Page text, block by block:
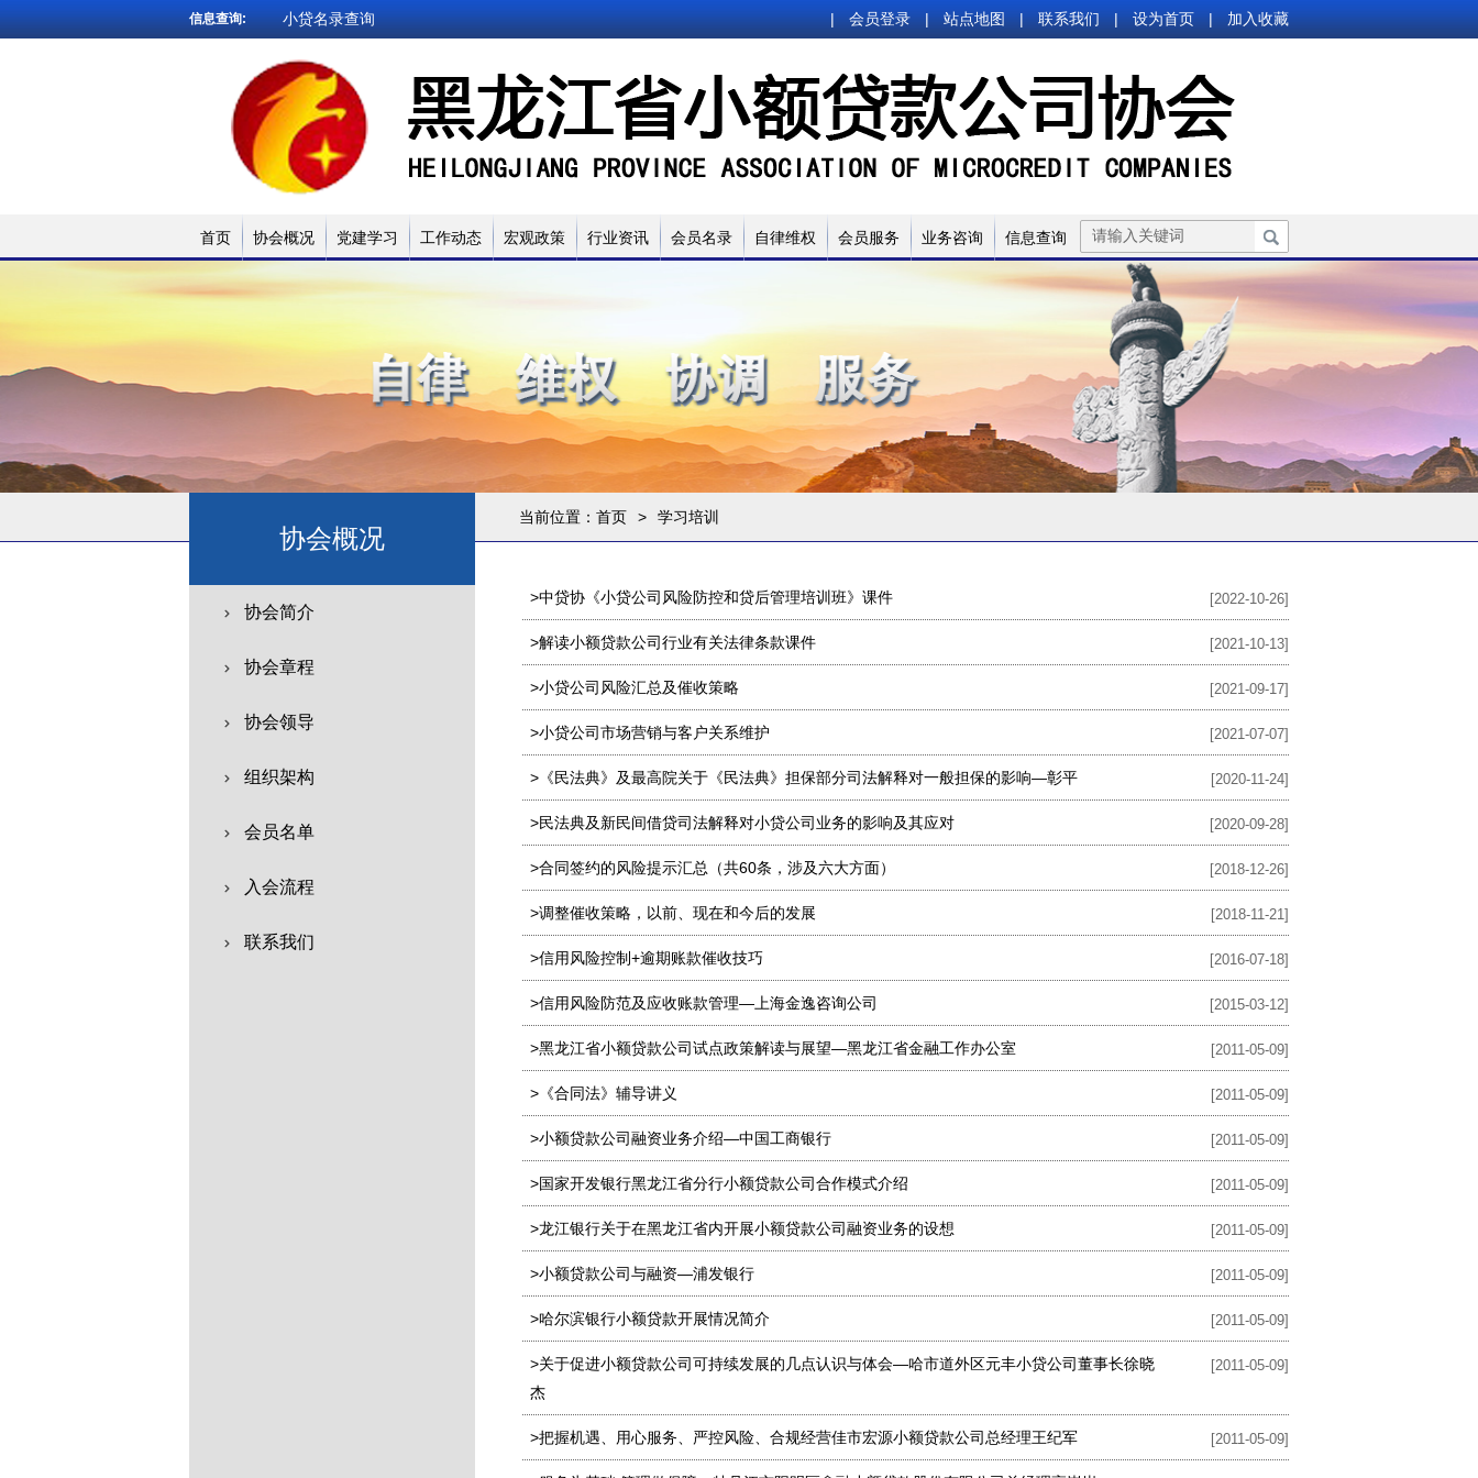
信息查询: 小贷名录查询
网贷试点名录
被执行人查询
企业信用查询
法院文书查询
网贷试点名录
| 会员登录 | 站点地图 | 联系我们 | 设为首页 | 加入收藏
首页 协会概况 党建学习 工作动态 宏观政策 行业资讯 会员名录 自律维权 会员服务 业务咨询 信息查询
当前位置： 首页 > 学习培训
协会概况
协会简介
协会章程
协会领导
组织架构
会员名单
入会流程
联系我们
>中贷协《小贷公司风险防控和贷后管理培训班》课件 [2022-10-26]
>解读小额贷款公司行业有关法律条款课件 [2021-10-13]
>小贷公司风险汇总及催收策略 [2021-09-17]
>小贷公司市场营销与客户关系维护 [2021-07-07]
>《民法典》及最高院关于《民法典》担保部分司法解释对一般担保的影响—彰平 [2020-11-24]
>民法典及新民间借贷司法解释对小贷公司业务的影响及其应对 [2020-09-28]
>合同签约的风险提示汇总（共60条，涉及六大方面） [2018-12-26]
>调整催收策略，以前、现在和今后的发展 [2018-11-21]
>信用风险控制+逾期账款催收技巧 [2016-07-18]
>信用风险防范及应收账款管理—上海金逸咨询公司 [2015-03-12]
>黑龙江省小额贷款公司试点政策解读与展望—黑龙江省金融工作办公室 [2011-05-09]
>《合同法》辅导讲义 [2011-05-09]
>小额贷款公司融资业务介绍—中国工商银行 [2011-05-09]
>国家开发银行黑龙江省分行小额贷款公司合作模式介绍 [2011-05-09]
>龙江银行关于在黑龙江省内开展小额贷款公司融资业务的设想 [2011-05-09]
>小额贷款公司与融资—浦发银行 [2011-05-09]
>哈尔滨银行小额贷款开展情况简介 [2011-05-09]
>关于促进小额贷款公司可持续发展的几点认识与体会—哈市道外区元丰小贷公司董事长徐晓
杰
[2011-05-09]
>把握机遇、用心服务、严控风险、合规经营佳市宏源小额贷款公司总经理王纪军 [2011-05-09]